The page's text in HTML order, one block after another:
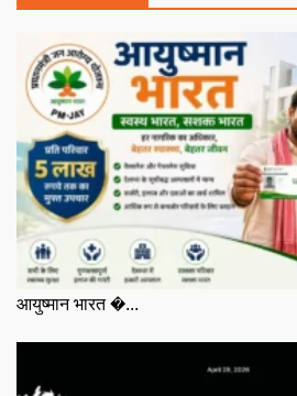
आयुष्मान भारत �...